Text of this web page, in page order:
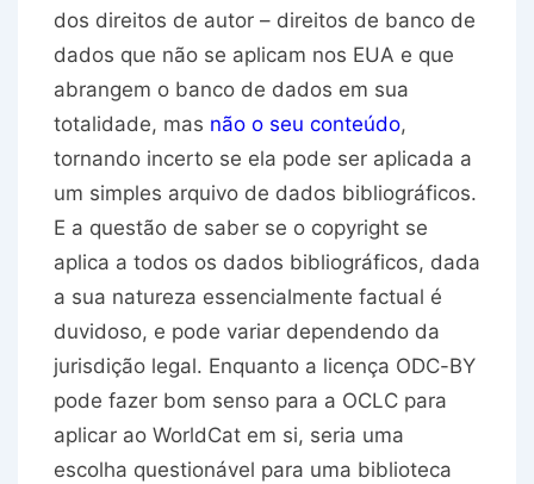
dos direitos de autor – direitos de banco de
dados que não se aplicam nos EUA e que
abrangem o banco de dados em sua
totalidade, mas não o seu conteúdo,
tornando incerto se ela pode ser aplicada a
um simples arquivo de dados bibliográficos.
E a questão de saber se o copyright se
aplica a todos os dados bibliográficos, dada
a sua natureza essencialmente factual é
duvidoso, e pode variar dependendo da
jurisdição legal. Enquanto a licença ODC-BY
pode fazer bom senso para a OCLC para
aplicar ao WorldCat em si, seria uma
escolha questionável para uma biblioteca